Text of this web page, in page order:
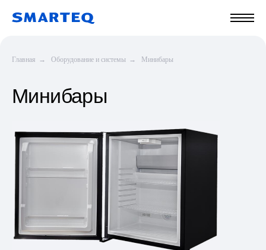
Главная → Оборудование и системы → Минибары
Минибары